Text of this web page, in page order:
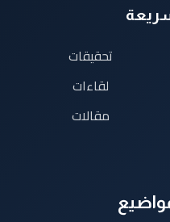
تحقيقات
لقاءات
مقالات